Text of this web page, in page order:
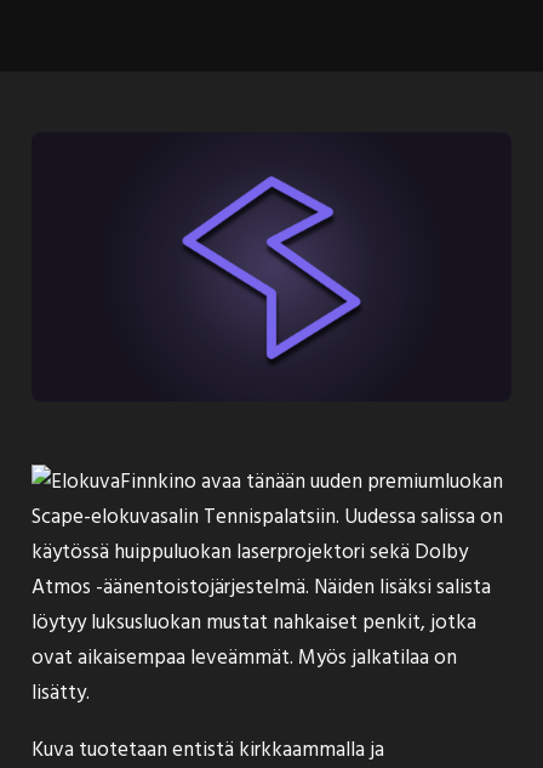
Finnkinoavaa tänään uuden premiumluokan
Scape-elokuvasalin Tennispalatsiin. Uudessa salissa on
käytössä huippuluokan laserprojektori sekä Dolby
Atmos -äänentoistojärjestelmä. Näiden lisäksi salista
löytyy luksusluokan mustat nahkaiset penkit, jotka
ovat aikaisempaa leveämmät. Myös jalkatilaa on
lisätty.
Kuva tuotetaan entistä kirkkaammalla ja